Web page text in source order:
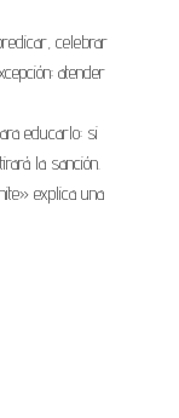
celebrar
atender
educarlo: si
la sanción.
explica una